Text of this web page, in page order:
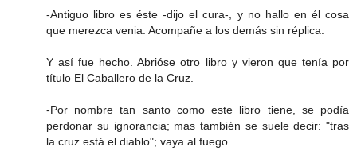
-Antiguo libro es éste -dijo el cura-, y no hallo en él cosa
que merezca venia. Acompañe a los demás sin réplica.
Y así fue hecho. Abrióse otro libro y vieron que tenía por
título El Caballero de la Cruz.
-Por nombre tan santo como este libro tiene, se podía
perdonar su ignorancia; mas también se suele decir: "tras
la cruz está el diablo"; vaya al fuego.